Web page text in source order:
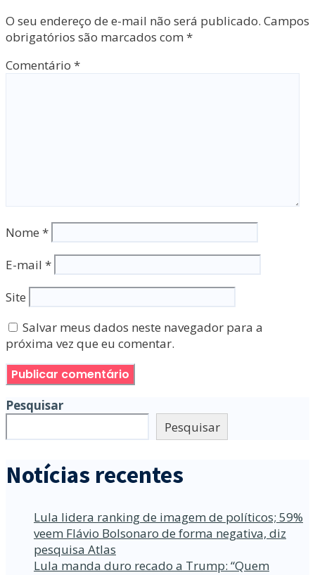
O seu endereço de e-mail não será publicado. Campos
obrigatórios são marcados com *
Comentário *
Nome *
E-mail *
Site
Salvar meus dados neste navegador para a
próxima vez que eu comentar.
Pesquisar
Pesquisar
Notícias recentes
Lula lidera ranking de imagem de políticos; 59%
veem Flávio Bolsonaro de forma negativa, diz
pesquisa Atlas
Lula manda duro recado a Trump: “Quem